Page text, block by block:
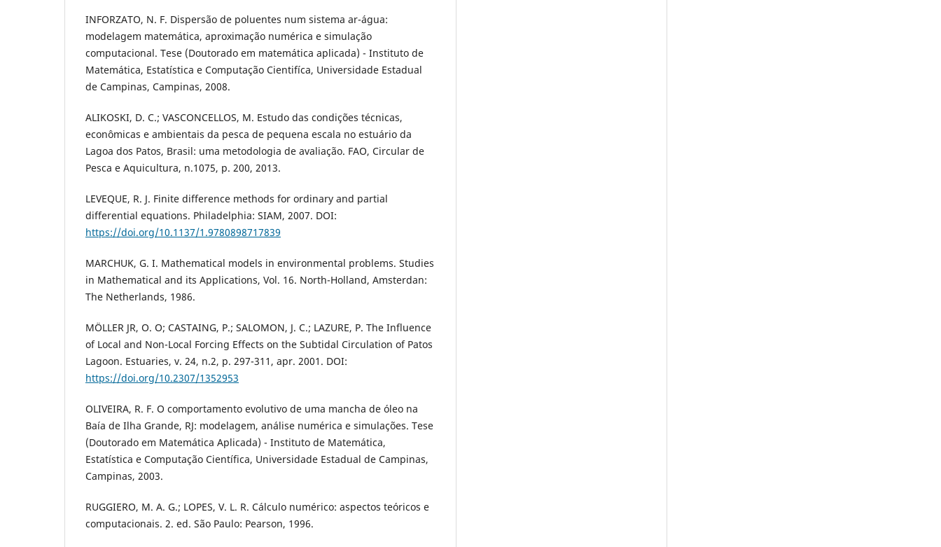
INFORZATO, N. F. Dispersão de poluentes num sistema ar-água:
modelagem matemática, aproximação numérica e simulação
computacional. Tese (Doutorado em matemática aplicada) - Instituto de
Matemática, Estatística e Computação Cientifíca, Universidade Estadual
de Campinas, Campinas, 2008.
ALIKOSKI, D. C.; VASCONCELLOS, M. Estudo das condições técnicas,
econômicas e ambientais da pesca de pequena escala no estuário da
Lagoa dos Patos, Brasil: uma metodologia de avaliação. FAO, Circular de
Pesca e Aquicultura, n.1075, p. 200, 2013.
LEVEQUE, R. J. Finite difference methods for ordinary and partial
differential equations. Philadelphia: SIAM, 2007. DOI:
https://doi.org/10.1137/1.9780898717839
MARCHUK, G. I. Mathematical models in environmental problems. Studies
in Mathematical and its Applications, Vol. 16. North-Holland, Amsterdan:
The Netherlands, 1986.
MÖLLER JR, O. O; CASTAING, P.; SALOMON, J. C.; LAZURE, P. The Influence
of Local and Non-Local Forcing Effects on the Subtidal Circulation of Patos
Lagoon. Estuaries, v. 24, n.2, p. 297-311, apr. 2001. DOI:
https://doi.org/10.2307/1352953
OLIVEIRA, R. F. O comportamento evolutivo de uma mancha de óleo na
Baía de Ilha Grande, RJ: modelagem, análise numérica e simulações. Tese
(Doutorado em Matemática Aplicada) - Instituto de Matemática,
Estatística e Computação Científica, Universidade Estadual de Campinas,
Campinas, 2003.
RUGGIERO, M. A. G.; LOPES, V. L. R. Cálculo numérico: aspectos teóricos e
computacionais. 2. ed. São Paulo: Pearson, 1996.